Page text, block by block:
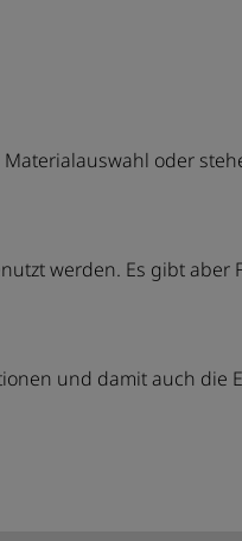
oder
werden. Es gibt aber
und damit auch die